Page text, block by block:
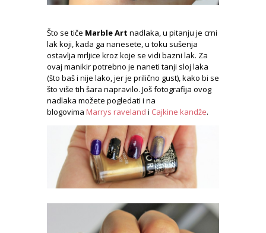
Što se tiče Marble Art nadlaka, u pitanju je crni
lak koji, kada ga nanesete, u toku sušenja
ostavlja mrljice kroz koje se vidi bazni lak. Za
ovaj manikir potrebno je naneti tanji sloj laka
(što baš i nije lako, jer je prilično gust), kako bi se
što više tih šara napravilo. Još fotografija ovog
nadlaka možete pogledati i na
blogovima Marrys raveland i Cajkine kandže.